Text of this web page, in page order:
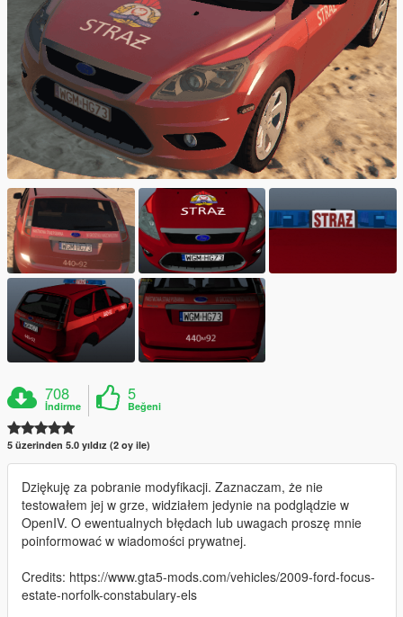
708
İndirme
5
Beğeni
5 üzerinden 5.0 yıldız (2 oy ile)
Dziękuję za pobranie modyfikacji. Zaznaczam, że nie
testowałem jej w grze, widziałem jedynie na podglądzie w
OpenIV. O ewentualnych błędach lub uwagach proszę mnie
poinformować w wiadomości prywatnej.
Credits: https://www.gta5-mods.com/vehicles/2009-ford-focus-
estate-norfolk-constabulary-els